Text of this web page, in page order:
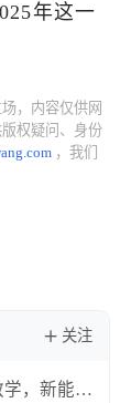
年这一
，内容仅供网
权疑问、身份
，我们
关注
学，新能力